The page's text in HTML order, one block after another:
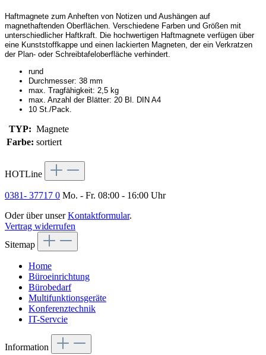
Haftmagnete zum Anheften von Notizen und Aushängen auf
magnethaftenden Oberflächen. Verschiedene Farben und Größen mit
unterschiedlicher Haftkraft. Die hochwertigen Haftmagnete verfügen über
eine Kunststoffkappe und einen lackierten Magneten, der ein Verkratzen
der Plan- oder Schreibtafeloberfläche verhindert.
rund
Durchmesser: 38 mm
max. Tragfähigkeit: 2,5 kg
max. Anzahl der Blätter: 20 Bl. DIN A4
10 St./Pack.
TYP: Magnete
Farbe: sortiert
HOTLine
0381- 37717 0 Mo. - Fr. 08:00 - 16:00 Uhr
Oder über unserKontaktformular.
Vertrag widerrufen
Sitemap
Home
Büroeinrichtung
Bürobedarf
Multifunktionsgeräte
Konferenztechnik
IT-Servcie
Information